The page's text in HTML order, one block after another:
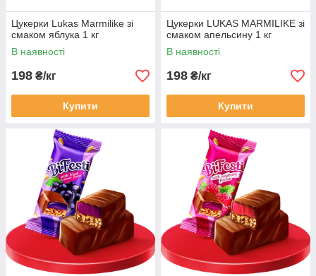
Цукерки Lukas Marmilike зі
смаком яблука 1 кг
В наявності
198 ₴/кг
Купити
Цукерки LUKAS MARMILIKE зі
смаком апельсину 1 кг
В наявності
198 ₴/кг
Купити